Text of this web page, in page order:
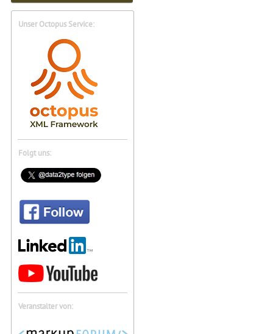
Unser Octopus Service:
Folgt uns:
Veranstalter von: